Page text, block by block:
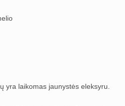
yra laikomas jaunystės eleksyru.